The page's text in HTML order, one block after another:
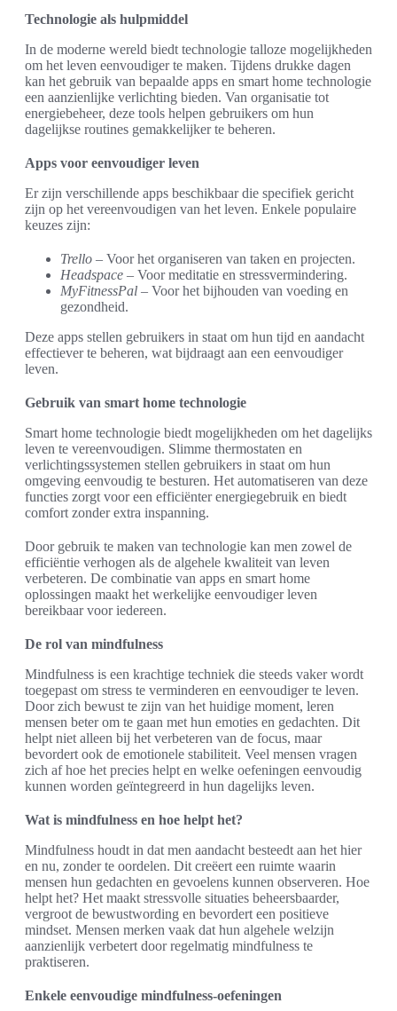
Technologie als hulpmiddel
In de moderne wereld biedt technologie talloze mogelijkheden
om het leven eenvoudiger te maken. Tijdens drukke dagen
kan het gebruik van bepaalde apps en smart home technologie
een aanzienlijke verlichting bieden. Van organisatie tot
energiebeheer, deze tools helpen gebruikers om hun
dagelijkse routines gemakkelijker te beheren.
Apps voor eenvoudiger leven
Er zijn verschillende apps beschikbaar die specifiek gericht
zijn op het vereenvoudigen van het leven. Enkele populaire
keuzes zijn:
Trello – Voor het organiseren van taken en projecten.
Headspace – Voor meditatie en stressvermindering.
MyFitnessPal – Voor het bijhouden van voeding en
gezondheid.
Deze apps stellen gebruikers in staat om hun tijd en aandacht
effectiever te beheren, wat bijdraagt aan een eenvoudiger
leven.
Gebruik van smart home technologie
Smart home technologie biedt mogelijkheden om het dagelijks
leven te vereenvoudigen. Slimme thermostaten en
verlichtingssystemen stellen gebruikers in staat om hun
omgeving eenvoudig te besturen. Het automatiseren van deze
functies zorgt voor een efficiënter energiegebruik en biedt
comfort zonder extra inspanning.
Door gebruik te maken van technologie kan men zowel de
efficiëntie verhogen als de algehele kwaliteit van leven
verbeteren. De combinatie van apps en smart home
oplossingen maakt het werkelijke eenvoudiger leven
bereikbaar voor iedereen.
De rol van mindfulness
Mindfulness is een krachtige techniek die steeds vaker wordt
toegepast om stress te verminderen en eenvoudiger te leven.
Door zich bewust te zijn van het huidige moment, leren
mensen beter om te gaan met hun emoties en gedachten. Dit
helpt niet alleen bij het verbeteren van de focus, maar
bevordert ook de emotionele stabiliteit. Veel mensen vragen
zich af hoe het precies helpt en welke oefeningen eenvoudig
kunnen worden geïntegreerd in hun dagelijks leven.
Wat is mindfulness en hoe helpt het?
Mindfulness houdt in dat men aandacht besteedt aan het hier
en nu, zonder te oordelen. Dit creëert een ruimte waarin
mensen hun gedachten en gevoelens kunnen observeren. Hoe
helpt het? Het maakt stressvolle situaties beheersbaarder,
vergroot de bewustwording en bevordert een positieve
mindset. Mensen merken vaak dat hun algehele welzijn
aanzienlijk verbetert door regelmatig mindfulness te
praktiseren.
Enkele eenvoudige mindfulness-oefeningen